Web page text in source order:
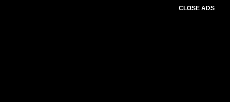
CLOSE ADS